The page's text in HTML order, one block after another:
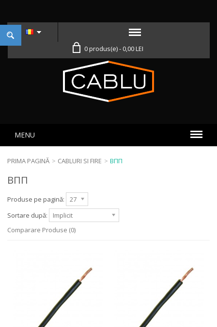
0 produs(e) - 0,00 LEI
MENU
PRIMA PAGINĂ > CABLURI SI FIRE > ВПП
ВПП
Produse pe pagină:
27
Sortare după:
Implicit
Comparare Produse (0)